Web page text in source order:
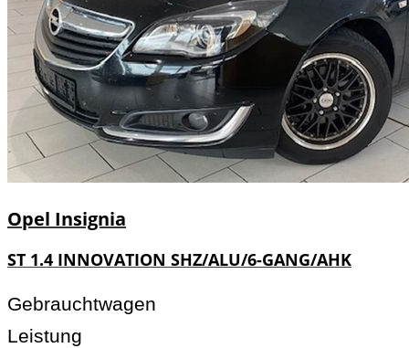
Opel Insignia
ST 1.4 INNOVATION SHZ/ALU/6-GANG/AHK
Gebrauchtwagen
Leistung